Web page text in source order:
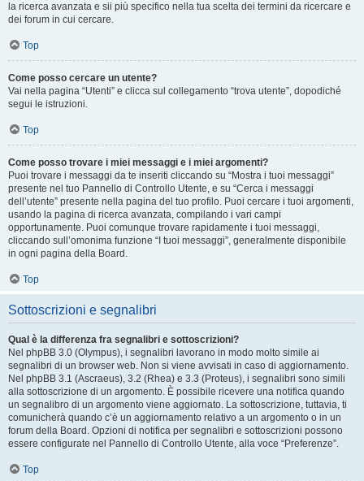
la ricerca avanzata e sii più specifico nella tua scelta dei termini da ricercare e
dei forum in cui cercare.
Top
Come posso cercare un utente?
Vai nella pagina “Utenti” e clicca sul collegamento “trova utente”, dopodiché
segui le istruzioni.
Top
Come posso trovare i miei messaggi e i miei argomenti?
Puoi trovare i messaggi da te inseriti cliccando su “Mostra i tuoi messaggi”
presente nel tuo Pannello di Controllo Utente, e su “Cerca i messaggi
dell’utente” presente nella pagina del tuo profilo. Puoi cercare i tuoi argomenti,
usando la pagina di ricerca avanzata, compilando i vari campi
opportunamente. Puoi comunque trovare rapidamente i tuoi messaggi,
cliccando sull’omonima funzione “I tuoi messaggi”, generalmente disponibile
in ogni pagina della Board.
Top
Sottoscrizioni e segnalibri
Qual è la differenza fra segnalibri e sottoscrizioni?
Nel phpBB 3.0 (Olympus), i segnalibri lavorano in modo molto simile ai
segnalibri di un browser web. Non si viene avvisati in caso di aggiornamento.
Nel phpBB 3.1 (Ascraeus), 3.2 (Rhea) e 3.3 (Proteus), i segnalibri sono simili
alla sottoscrizione di un argomento. È possibile ricevere una notifica quando
un segnalibro di un argomento viene aggiornato. La sottoscrizione, tuttavia, ti
comunicherà quando c’è un aggiornamento relativo a un argomento o in un
forum della Board. Opzioni di notifica per segnalibri e sottoscrizioni possono
essere configurate nel Pannello di Controllo Utente, alla voce “Preferenze”.
Top